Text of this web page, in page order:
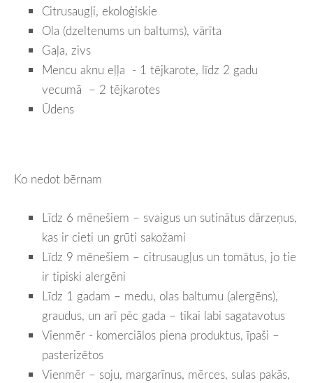
Citrusaugļi, ekoloģiskie
Ola (dzeltenums un baltums), vārīta
Gaļa, zivs
Mencu aknu eļļa - 1 tējkarote, līdz 2 gadu
vecumā – 2 tējkarotes
Ūdens
Ko nedot bērnam
Līdz 6 mēnešiem – svaigus un sutinātus dārzeņus,
kas ir cieti un grūti sakožami
Līdz 9 mēnešiem – citrusaugļus un tomātus, jo tie
ir tipiski alergēni
Līdz 1 gadam – medu, olas baltumu (alergēns),
graudus, un arī pēc gada – tikai labi sagatavotus
Vienmēr - komerciālos piena produktus, īpaši –
pasterizētos
Vienmēr – soju, margarīnus, mērces, sulas pakās,